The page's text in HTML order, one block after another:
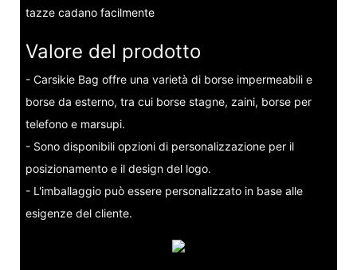
tazze cadano facilmente
Valore del prodotto
- Carsikie Bag offre una varietà di borse impermeabili e
borse da esterno, tra cui borse stagne, zaini, borse per
telefono e marsupi.
- Sono disponibili opzioni di personalizzazione per il
posizionamento e il design del logo.
- L'imballaggio può essere personalizzato in base alle
esigenze del cliente.